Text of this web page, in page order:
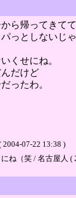
ら帰ってきてて
っとしない
くせにね。
だけど
ったわ。
07-22 13:38 )
ね（笑 / 名古屋人 (